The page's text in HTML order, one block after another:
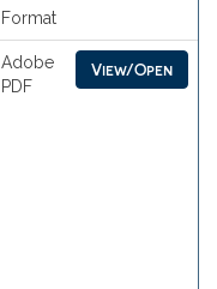
Format
Adobe
PDF
View/Open